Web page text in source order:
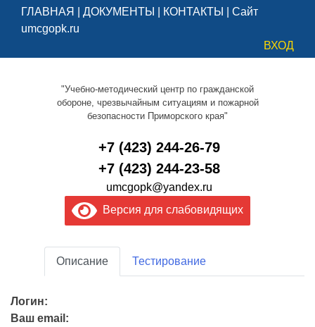
ГЛАВНАЯ ДОКУМЕНТЫ КОНТАКТЫ
Сайт
umcgopk.ru
ВХОД
"Учебно-методический центр по гражданской
обороне, чрезвычайным ситуациям и пожарной
безопасности Приморского края"
+7 (423) 244-26-79
+7 (423) 244-23-58
umcgopk@yandex.ru
Версия для слабовидящих
Описание Тестирование
Логин:
Ваш email: